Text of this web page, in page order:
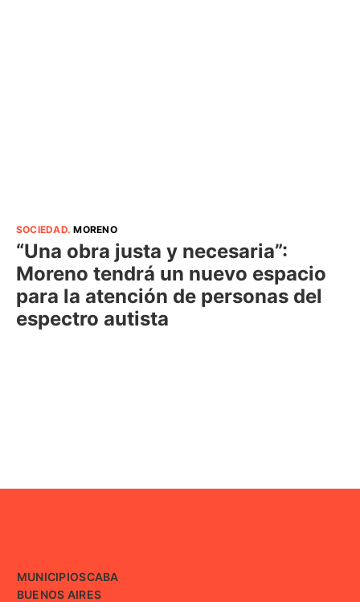
SOCIEDAD.MORENO
“Una obra justa y necesaria”:
Moreno tendrá un nuevo espacio
para la atención de personas del
espectro autista
MUNICIPIOSCABA
BUENOS AIRES